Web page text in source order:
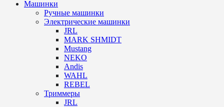
Машинки
Ручные машинки
Электрические машинки
JRL
MARK SHMIDT
Mustang
NEKO
Andis
WAHL
REBEL
Триммеры
JRL